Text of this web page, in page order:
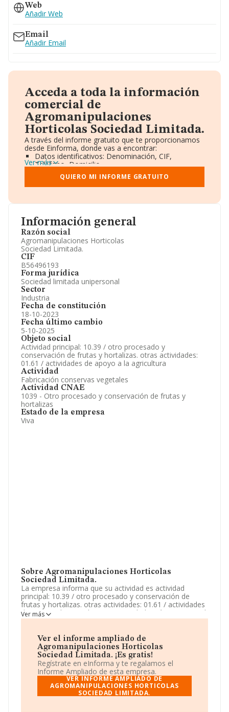
Información general
Razón social
Agromanipulaciones Horticolas
Sociedad Limitada.
CIF
B56496193
Forma jurídica
Sociedad limitada unipersonal
Sector
Industria
Fecha de constitución
18-10-2023
Fecha último cambio
5-10-2025
Objeto social
Actividad principal: 10.39 / otro procesado y
conservación de frutas y hortalizas. otras actividades:
01.61 / actividades de apoyo a la agricultura
Actividad
Fabricación conservas vegetales
Actividad CNAE
1039 - Otro procesado y conservación de frutas y
hortalizas
Estado de la empresa
Viva
Sobre Agromanipulaciones Horticolas
Sociedad Limitada.
La empresa informa que su actividad es actividad
principal: 10.39 / otro procesado y conservación de
frutas y hortalizas. otras actividades: 01.61 / actividades
de apoyo a la agricultura. La sociedad está inscrita en el
Registro Mercantil como Sociedad Limitada. Tiene
y hortalizas'. La sociedad no tiene actividad en
mercados exteriores.
Atendiendo a los datos disponibles en INFORMA, ese
número ha estado por encima de la media de sector.
Acerca de la información disponible en INFORMA sobre
los distintos rankings: ha ocupado en el ranking sectorial
Ver más
Ver el informe ampliado de
Agromanipulaciones Horticolas
Sociedad Limitada. ¡Es gratis!
Regístrate en eInforma y te regalamos el
Informe Ampliado de esta empresa.
VER INFORME AMPLIADO DE
AGROMANIPULACIONES HORTICOLAS
SOCIEDAD LIMITADA.
Web
Añadir Web
Email
Añadir Email
Acceda a toda la información
comercial de
Agromanipulaciones
Horticolas Sociedad Limitada.
A través del informe gratuito que te proporcionamos
desde Einforma, donde vas a encontrar:
Datos identificativos: Denominación, CIF,
Teléfono, Domicilio.
Informe Mercantil Completo (BORME).
Gráficos de Evolución Ventas y Empleados.
Consejo de Administración y Administradores.
Accionistas.
Artículos de prensa publicados sobre la empresa.
Información oficial y registral complementaria.
Ver más
QUIERO MI INFORME GRATUITO